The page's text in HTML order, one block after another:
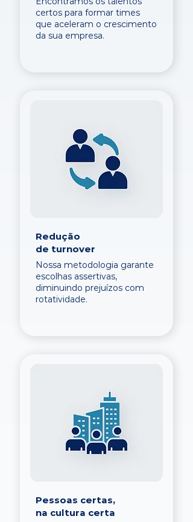
certos para formar times
que aceleram o crescimento
da sua empresa.
Redução
de turnover
Nossa metodologia garante
escolhas assertivas,
diminuindo prejuízos com
rotatividade.
Pessoas certas,
na cultura certa